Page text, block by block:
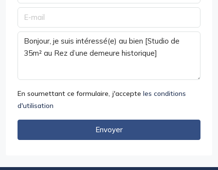
En soumettant ce formulaire, j'accepte les conditions
d'utilisation
Envoyer